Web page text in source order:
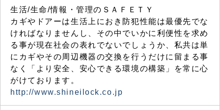
生活/生命/情報・管理のＳＡＦＥＴＹ
カギやドアーは生活上におき防犯性能は最優先でな
ければなりませんし、その中でいかに利便性を求め
る事が現在社会の表れでないでしょうか、私共は単
にカギやその周辺機器の交換を行うだけに留まる事
なく「より安全、安心できる環境の構築」を常に心
がけております。
http://www.shineilock.co.jp